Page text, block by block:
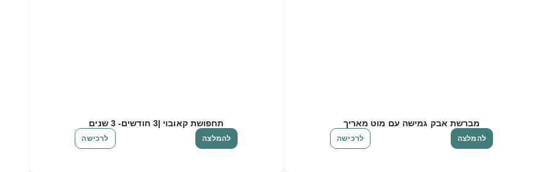
מברשת אבק גמישה עם מוט מאריך
להמלצה לרכישה
תחפושת קאובוי |3 חודשים- 3 שנים
להמלצה לרכישה